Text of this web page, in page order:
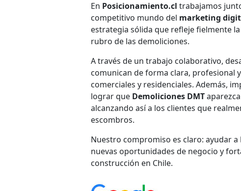
En Posicionamiento.cl trabajamos
competitivo mundo del marketing
estrategia sólida que refleje fielmente
rubro de las demoliciones.
A través de un trabajo colaborativo,
comunican de forma clara, profesional
comerciales y residenciales. Además,
lograr que Demoliciones DMT
alcanzando así a los clientes que
escombros.
Nuestro compromiso es claro: ayudar a
nuevas oportunidades de negocio y
construcción en Chile.